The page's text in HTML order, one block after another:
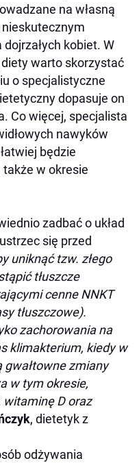
na własną
kobiet. W
warto skorzystać
o specjalistyczne
dopasuje on
Co więcej, specjalista
nawyków
będzie
w okresie
zadbać o układ
się przed
uniknąć tzw. złego
tłuszcze
cenne NNKT
tłuszczowe).
zachorowania na
klimakterium, kiedy w
zmiany
w tym okresie,
D oraz
, dietetyk z
odżywania